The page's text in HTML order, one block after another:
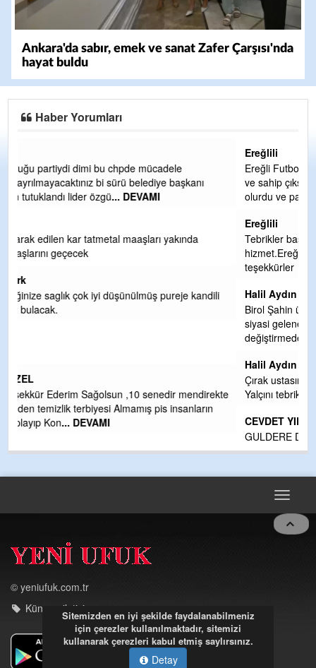
Ankara'da sabır, emek ve sanat Zafer Çarşısı'nda
hayat buldu
Haber Yorumları
Ereğli Futbol Kulübünü Erdemir'i özelleştirenler düşünsün
ve sahip çıksınlar. Erdemir özelleştirilmeseydi sponsor
olurdu ve para probl... DEVAMI
Tebrikler başkanım ve yönetim kurulu, güzel bir
hizmet.Ereğlimizin terası sayenizde huzur ve ahlak bulacak
Halil Aydın
Birol Şahin ülke hizmetine çeyrek asır damgasını vurmuş
siyasi geleneğin vücut bulmuş hali yalpalamadan saf
Çırak ustasından öğrenir kısmet bağlamayı... Ben İbrahim
Yalçını tebrik ediyorum.
CEVDET YILMAZ
GULDERE DERE ÇALIŞMALARI, SEKIZ YIL ÖNCE ALKAYA
TARAFINDAN BAŞLATILDI, ETRASFINDA YERLEŞİM YERI
DEVAMI
© yeniufuk.com.tr
Künye - iletişim
Sitemizden en iyi şekilde faydalanabilmeniz
için çerezler kullanılmaktadır, sitemizi
kullanarak çerezleri kabul etmiş saylırsınız.
Detay